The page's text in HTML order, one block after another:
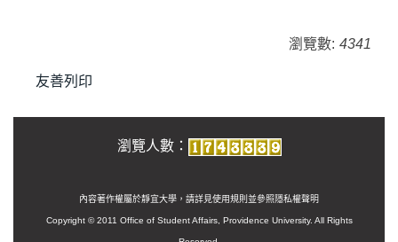
瀏覽數: 4341
友善列印
瀏覽人數：
內容著作權屬於靜宜大學，請詳見使用規則並參照隱私權聲明
Copyright © 2011 Office of Student Affairs, Providence University. All Rights